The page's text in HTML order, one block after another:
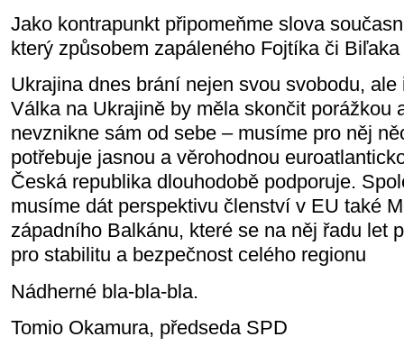
Jako kontrapunkt připomeňme slova
který způsobem zapáleného Fojtíka či
Ukrajina dnes brání nejen svou svobodu,
Válka na Ukrajině by měla skončit porážkou
nevznikne sám od sebe – musíme pro něj
potřebuje jasnou a věrohodnou
Česká republika dlouhodobě podporuje.
musíme dát perspektivu členství v EU také
západního Balkánu, které se na něj řadu let
pro stabilitu a bezpečnost celého regionu
Nádherné bla-bla-bla.
Tomio Okamura, předseda SPD